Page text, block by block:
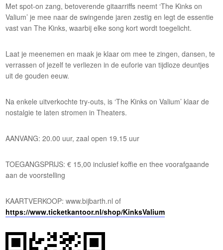
Met spot-on zang, betoverende gitaarriffs neemt ‘The Kinks on
Valium’ je mee naar de swingende jaren zestig en legt de essentie
vast van The Kinks, waarbij elke song kort wordt toegelicht.
Laat je meenemen en maak je klaar om mee te zingen, dansen, te
verrassen of jezelf te verliezen in de euforie van tijdloze deuntjes
uit de gouden eeuw.
Na enkele uitverkochte try-outs, is ‘The Kinks on Valium’ klaar de
nostalgie te laten stromen in Theaters.
AANVANG: 20.00 uur, zaal open 19.15 uur
TOEGANGSPRIJS: € 15,00 inclusief koffie en thee voorafgaande
aan de voorstelling
KAARTVERKOOP: www.bijbarth.nl of
https://www.ticketkantoor.nl/shop/KinksValium